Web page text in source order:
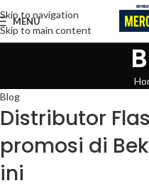
Skip to navigation
Skip to main content
MENU
Blog
Distributor
promosi di
ini